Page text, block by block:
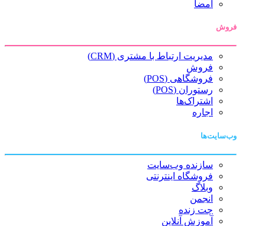
امضا
فروش
مدیریت ارتباط با مشتری (CRM)
فروش
فروشگاهی (POS)
رستوران (POS)
اشتراک‌ها
اجاره
وب‌سایت‌ها
سازنده وب‌سایت
فروشگاه اینترنتی
وبلاگ
انجمن
چت زنده
آموزش آنلاین